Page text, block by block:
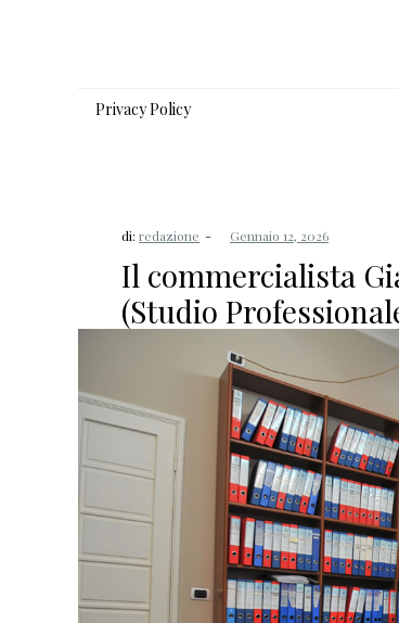
Privacy Policy
di: redazione
Il commercialista
(Studio